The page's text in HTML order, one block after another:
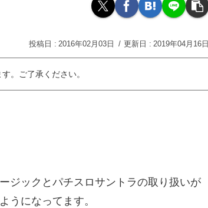
2016年02月03日 2019年04月16日
。ご了承ください。
ジックとパチスロサントラの取り扱いが
うになってます。